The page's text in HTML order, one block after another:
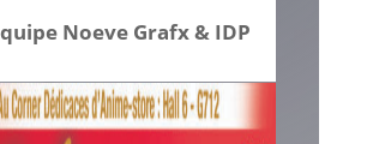
Noeve Grafx & IDP